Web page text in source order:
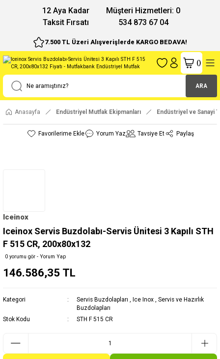
12 Aya Kadar
Taksit Fırsatı
Müşteri Hizmetleri: 0
534 873 67 04
7.500 TL Üzeri Alışverişlerde KARGO BEDAVA!
ARA
()
Anasayfa Endüstriyel Mutfak Ekipmanları Endüstriyel ve Sanayi
Yorum Yaz Tavsiye Et Paylaş
Iceinox
Iceinox Servis Buzdolabı-Servis Ünitesi 3 Kapılı STH
F 515 CR, 200x80x132
0 yorumu gör - Yorum Yap
146.586,35 TL
Kategori Servis Buzdolapları Ice Inox
Servis ve Hazırlık
Buzdolapları
Stok Kodu
STH F 515 CR